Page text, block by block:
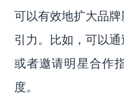
可以有效地扩大品
引力。比如，可以通
或者邀请明星合作
度。